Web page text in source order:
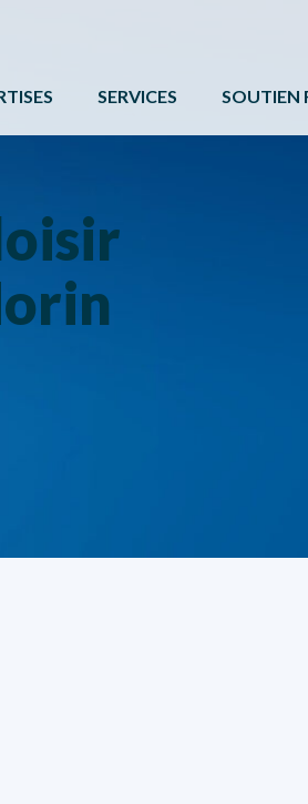
DE JOUR
CULTUREL
MUNICIPAL
ET ESPACES RÉCRÉATIFS
SERVICES
CARTE DE SERVICES
SOUTIEN